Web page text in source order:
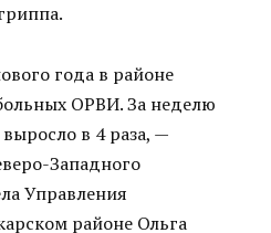
года в районе
ОРВИ. За неделю
в 4 раза, —
Западного
Управления
районе Ольга